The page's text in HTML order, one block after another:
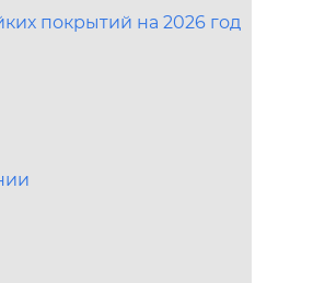
покрытий на 2026 год